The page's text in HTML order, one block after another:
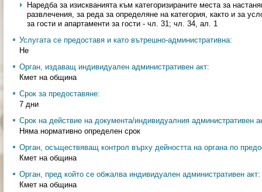
Наредба за изискванията към категоризираните места за
развлечения, за реда за определяне на категория, както и за
за гости и апартаменти за гости - чл. 31; чл. 34, ал. 1
Услугата се предоставя и като вътрешно-административна:
Не
Орган, издаващ индивидуален административен акт:
Кмет на община
Срок за предоставяне:
7 дни
Срок на действие на документа/индивидуалния административен
Няма нормативно определен срок
Орган, осъществяващ контрол върху дейността на органа по
Кмет на община
Орган, пред който се обжалва индивидуален административен акт:
Кмет на община